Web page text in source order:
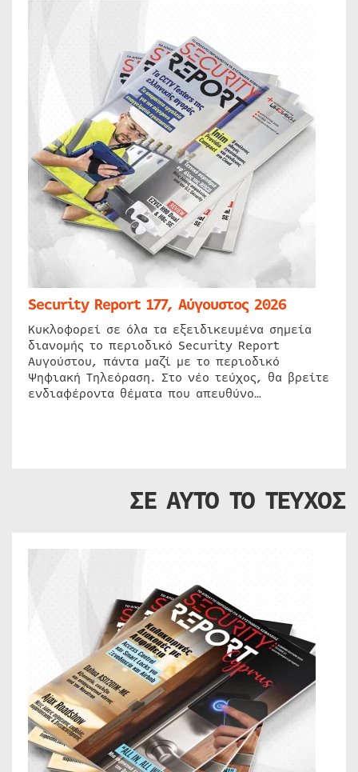
Security Report 177, Αύγουστος 2026
Κυκλοφορεί σε όλα τα εξειδικευμένα σημεία
διανομής το περιοδικό Security Report
Αυγούστου, πάντα μαζί με το περιοδικό
Ψηφιακή Τηλεόραση. Στο νέο τεύχος, θα βρείτε
ενδιαφέροντα θέματα που απευθύνο…
ΣΕ ΑΥΤΟ ΤΟ ΤΕΥΧΟΣ